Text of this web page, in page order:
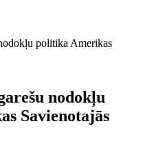
nodokļu
Savienotajās